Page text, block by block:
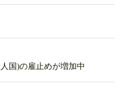
国)の雇止めが増加中